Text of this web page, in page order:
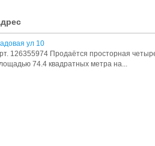
ул 10
126355974 Продаётся просторная
74.4 квадратных метра на...